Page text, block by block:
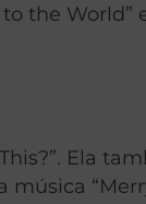
the World” e
Ela
música